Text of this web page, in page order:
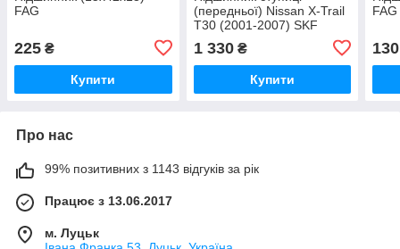
FAG
225 ₴
Купити
(передньої) Nissan X-Trail
T30 (2001-2007) SKF
1 330₴
Купити
FAG
130
Про нас
99% позитивних з 1143 відгуків за рік
Працює з 13.06.2017
м. Луцьк